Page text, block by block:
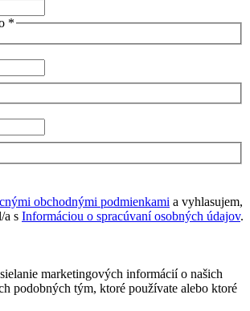
*
obchodnými podmienkami a vyhlasujem,
a s Informáciou o spracúvaní osobných údajov.
marketingových informácií o našich
podobných tým, ktoré používate alebo ktoré